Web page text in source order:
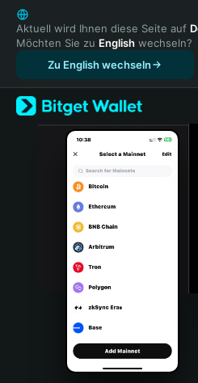
English
日本語
Tiếng Việt
Русский
Español (Latinoamérica)
Türkçe
Italiano
Português (Portugal)
Bahasa Indonesia
Português (Brasil)
Español (Argentina)
Aktuell wird Ihnen diese Seite auf
Möchten Sie zu English wechseln?
Zu English wechseln